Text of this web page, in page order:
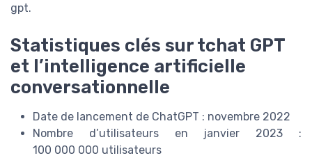
gpt.
Statistiques clés sur tchat GPT
et l’intelligence artificielle
conversationnelle
Date de lancement de ChatGPT : novembre 2022
Nombre d’utilisateurs en janvier 2023 :
100 000 000 utilisateurs